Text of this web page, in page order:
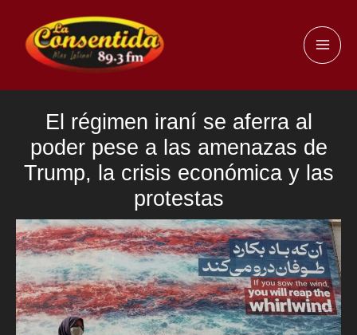
contenido
El régimen iraní se aferra al
poder pese a las amenazas de
Trump, la crisis económica y las
protestas